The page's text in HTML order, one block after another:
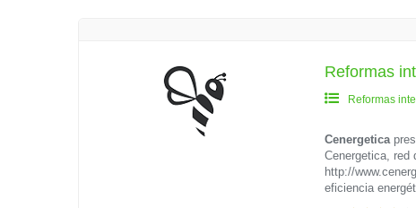
Reformas
Reformas
Cenergetica
Cenergetica, red
http://
eficiencia